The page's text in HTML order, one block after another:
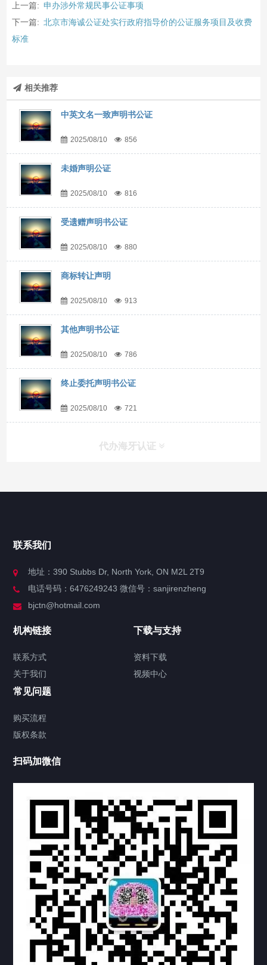
上一篇: 申办涉外常规民事公证事项
下一篇: 北京市海诚公证处实行政府指导价的公证服务项目及收费
标准
相关推荐
中英文名一致声明书公证
2025/08/10 856
未婚声明公证
2025/08/10 816
受遗赠声明书公证
2025/08/10 880
商标转让声明
2025/08/10 913
其他声明书公证
2025/08/10 786
终止委托声明书公证
2025/08/10 721
代办海牙认证
服务分类
签署类文件海牙认证程序费用
视频中心
上海东方公证处海牙认证
上海黄浦公证处海牙认证
上海临港公证处海牙认证
上海卢湾公证处海牙认证
上海嘉定公证处海牙认证
上海宝山公证处海牙认证
联系我们
地址：390 Stubbs Dr, North York, ON M2L 2T9
电话号码：6476249243 微信号：sanjirenzheng
bjctn@hotmail.com
机构链接
联系方式
关于我们
下载与支持
资料下载
视频中心
常见问题
购买流程
版权条款
扫码加微信